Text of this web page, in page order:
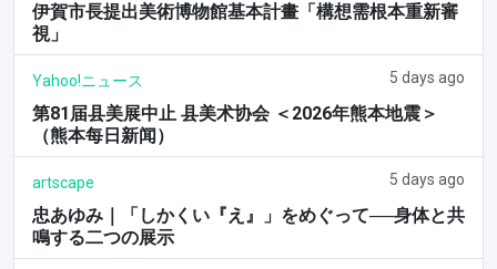
伊賀市長提出美術博物館基本計畫「構想需根本重新審
視」
Yahoo!ニュース 5 days ago
第81届县美展中止 县美术协会 ＜2026年熊本地震＞
（熊本每日新闻）
artscape 5 days ago
忠あゆみ｜「しかくい『え』」をめぐって──身体と共
鳴する二つの展示